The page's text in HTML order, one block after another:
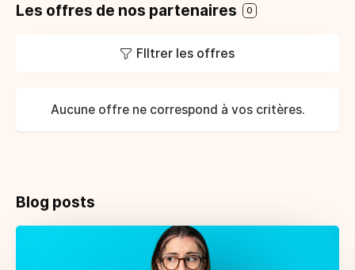
Les offres de nos partenaires 0
FIltrer les offres
Aucune offre ne correspond à vos critères.
Blog posts